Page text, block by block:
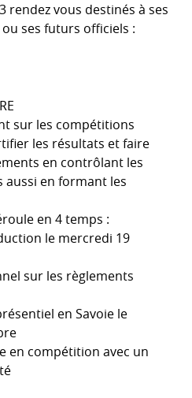
rendez vous destinés à ses
ses futurs officiels :
sur les compétitions
les résultats et faire
en contrôlant les
en formant les
en 4 temps :
le mercredi 19
sur les règlements
en Savoie le
en compétition avec un